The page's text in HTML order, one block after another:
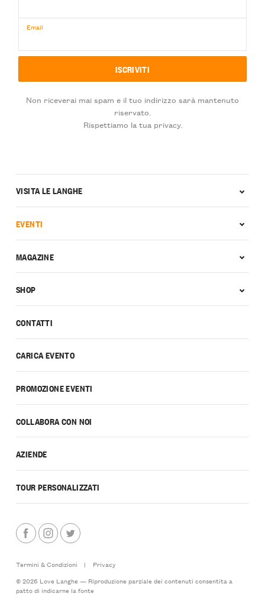
Email
Non riceverai mai spam e il tuo indirizzo sarà mantenuto
riservato.
Rispettiamo la tua privacy.
CONTATTI
CARICA EVENTO
PROMOZIONE EVENTI
COLLABORA CON NOI
AZIENDE
TOUR PERSONALIZZATI
VISITA LE LANGHE
EVENTI
MAGAZINE
SHOP
Termini & Condizioni |
Privacy
© 2026 Love Langhe — Riproduzione parziale dei contenuti consentita a
patto di indicarne la fonte